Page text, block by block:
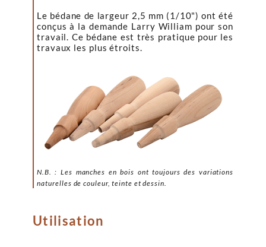
Le bédane de largeur 2,5 mm (1/10") ont été
conçus à la demande Larry William pour son
travail. Ce bédane est très pratique pour les
travaux les plus étroits.
N.B. : Les manches en bois ont toujours des variations
naturelles de couleur, teinte et dessin.
Utilisation